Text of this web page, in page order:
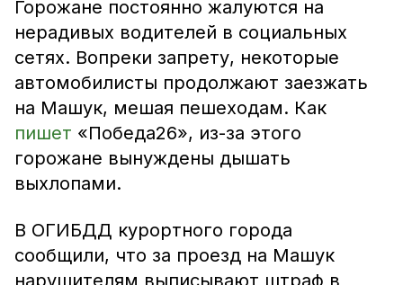
Горожане постоянно жалуются на
нерадивых водителей в социальных
сетях. Вопреки запрету, некоторые
автомобилисты продолжают заезжать
на Машук, мешая пешеходам. Как
пишет «Победа26», из-за этого
горожане вынуждены дышать
выхлопами.
В ОГИБДД курортного города
сообщили, что за проезд на Машук
нарушителям выписывают штраф в